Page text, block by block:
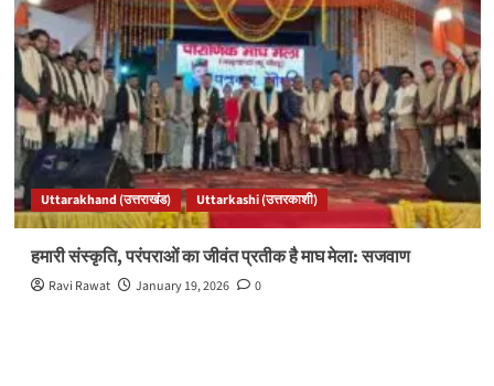
Uttarakhand (उत्तराखंड) Uttarkashi (उत्तरकाशी)
हमारी संस्कृति, परंपराओं का जीवंत प्रतीक है माघ मेला: सजवाण
Ravi Rawat January 19, 2026 0